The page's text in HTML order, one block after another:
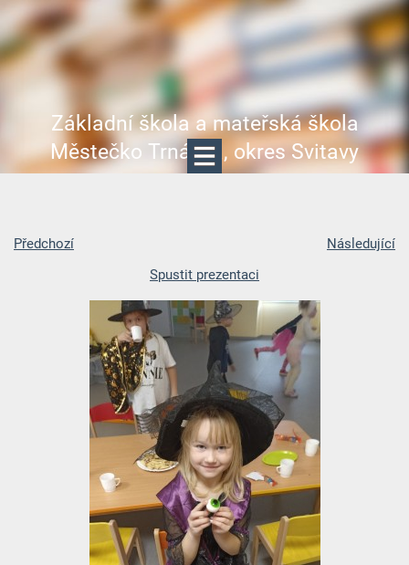
Základní škola a mateřská škola
Městečko Trnávka, okres Svitavy
Předchozí
Následující
Spustit prezentaci